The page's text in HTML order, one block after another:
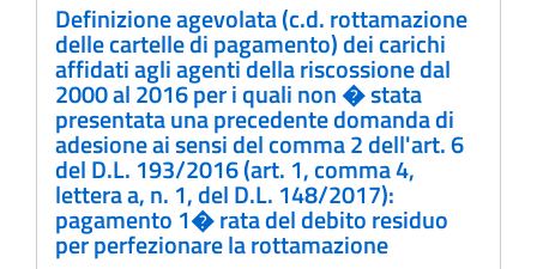
Definizione agevolata (c.d. rottamazione
delle cartelle di pagamento) dei carichi
affidati agli agenti della riscossione dal
2000 al 2016 per i quali non � stata
presentata una precedente domanda di
adesione ai sensi del comma 2 dell'art. 6
del D.L. 193/2016 (art. 1, comma 4,
lettera a, n. 1, del D.L. 148/2017):
pagamento 1� rata del debito residuo
per perfezionare la rottamazione